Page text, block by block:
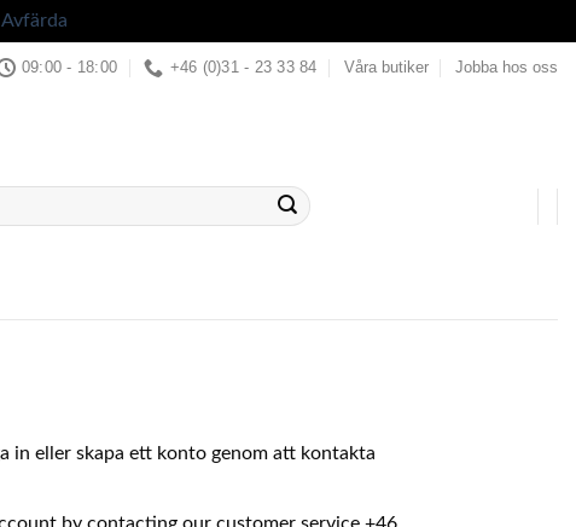
Avfärda
09:00 - 18:00 +46 (0)31 - 23 33 84 Våra butiker Jobba hos oss
in eller skapa ett konto genom att kontakta